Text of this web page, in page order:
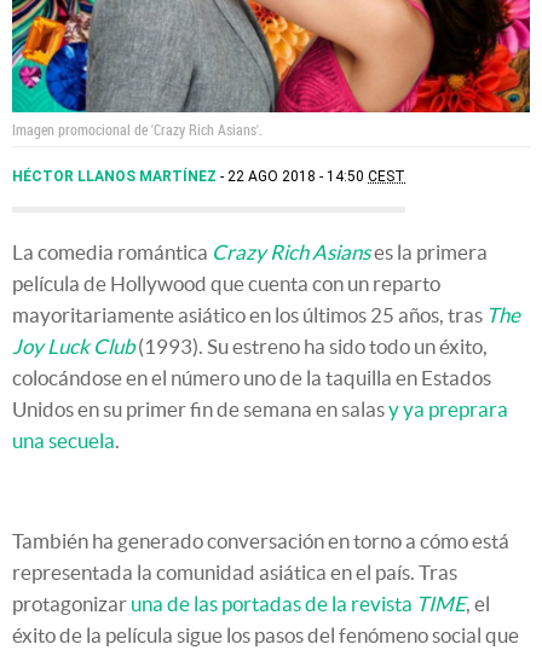
Imagen promocional de 'Crazy Rich Asians'.
HÉCTOR LLANOS MARTÍNEZ 22 AGO 2018 - 14:50 CEST
La comedia romántica Crazy Rich Asianses la primera
película de Hollywood que cuenta con un reparto
mayoritariamente asiático en los últimos 25 años, tras The
Joy Luck Club(1993). Su estreno ha sido todo un éxito,
colocándose en el número uno de la taquilla en Estados
Unidos en su primer fin de semana en salasy ya preprara
una secuela.
También ha generado conversación en torno a cómo está
representada la comunidad asiática en el país. Tras
protagonizar una de las portadas de la revista TIME, el
éxito de la película sigue los pasos del fenómeno social que